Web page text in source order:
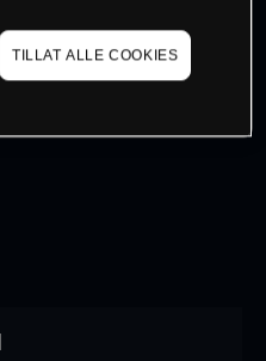
TILLAT ALLE COOKIES